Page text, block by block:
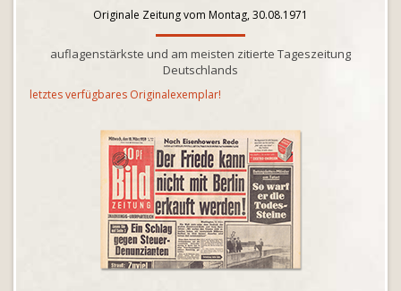
Originale Zeitung vom Montag, 30.08.1971
auflagenstärkste und am meisten zitierte Tageszeitung
Deutschlands
letztes verfügbares Originalexemplar!